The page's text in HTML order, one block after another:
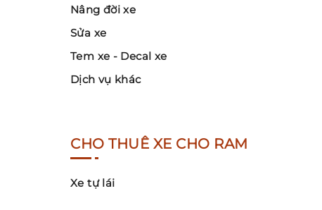
Nâng đời xe
Sửa xe
Tem xe - Decal xe
Dịch vụ khác
CHO THUÊ XE CHO RAM
Xe tự lái